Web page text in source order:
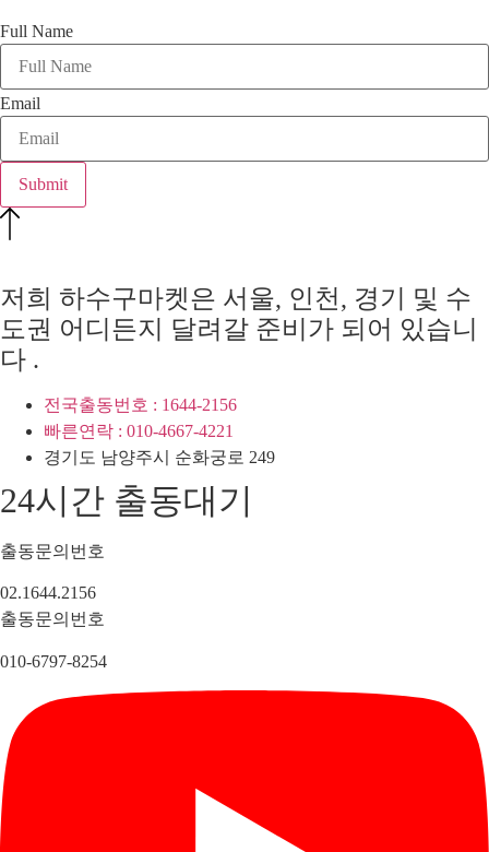
Full Name
Email
Submit
저희 하수구마켓은 서울, 인천, 경기 및 수
도권 어디든지 달려갈 준비가 되어 있습니
다 .
전국출동번호 : 1644-2156
빠른연락 : 010-4667-4221
경기도 남양주시 순화궁로 249
24시간 출동대기
출동문의번호
02.1644.2156
출동문의번호
010-6797-8254